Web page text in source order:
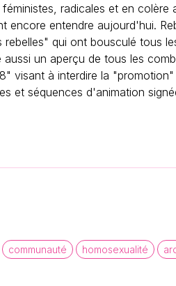
radicales et en
entendre aujourd'hui.
qui ont bousculé tous
un aperçu de tous les
visant à interdire la
et séquences d'animation
communauté homosexualité